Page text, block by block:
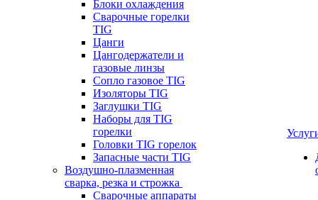
Блоки охлаждения
Сварочные горелки
TIG
Цанги
Цангодержатели и
газовые линзы
Сопло газовое TIG
Изоляторы TIG
Заглушки TIG
Наборы для TIG
горелки
Головки TIG горелок
Запасные части TIG
Воздушно-плазменная
сварка, резка и строжка
Сварочные аппараты